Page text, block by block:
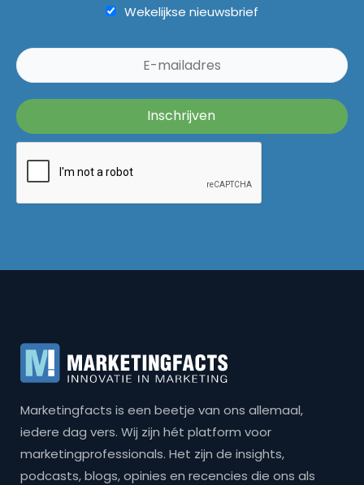
Wekelijkse nieuwsbrief
Marketingfacts is een beetje van ons allemaal,
iedere dag vers. Wij zijn hét platform voor
marketingprofessionals. Het zijn de insights,
podcasts, blogs, opinies en recencies die ons als